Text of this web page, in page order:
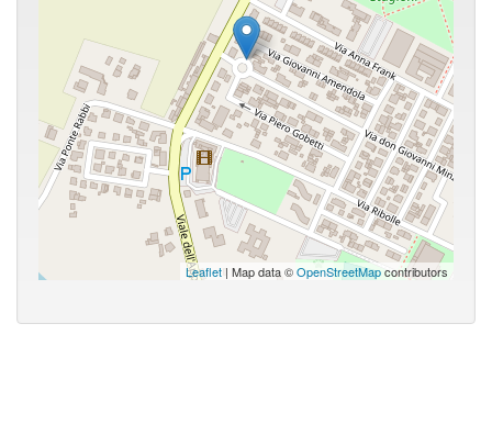
Leaflet | Map data ©OpenStreetMapcontributors